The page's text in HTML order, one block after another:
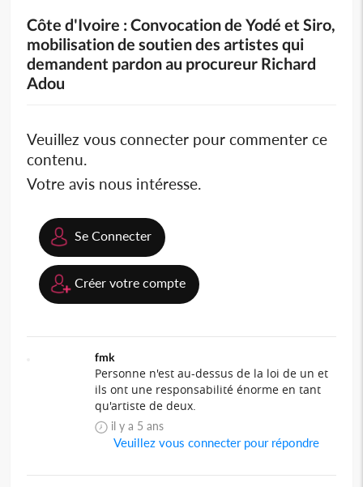
Côte d'Ivoire : Convocation de Yodé et Siro,
mobilisation de soutien des artistes qui
demandent pardon au procureur Richard
Adou
Veuillez vous connecter pour commenter ce
contenu.
Votre avis nous intéresse.
Se Connecter
Créer votre compte
fmk
Personne n'est au-dessus de la loi de un et
ils ont une responsabilité énorme en tant
qu'artiste de deux.
il y a 5 ans
Veuillez vous connecter pour répondre